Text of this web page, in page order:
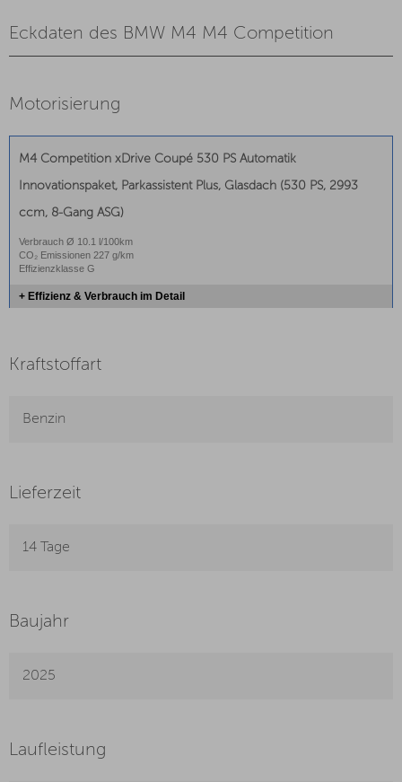
Eckdaten des BMW M4 M4 Competition
Motorisierung
M4 Competition xDrive Coupé 530 PS Automatik
Innovationspaket, Parkassistent Plus, Glasdach (530 PS, 2993
ccm, 8-Gang ASG)
Verbrauch Ø 10.1 l/100km
CO₂ Emissionen 227 g/km
Effizienzklasse G
+ Effizienz & Verbrauch im Detail
Kraftstoffart
Benzin
Lieferzeit
14 Tage
Baujahr
2025
Laufleistung